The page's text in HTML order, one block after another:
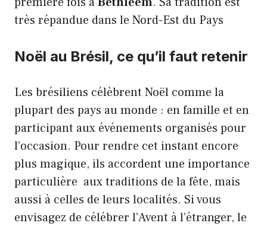
très répandue dans le Nord-Est du Pays
Noël au Brésil, ce qu’il faut retenir
Les brésiliens célèbrent Noël comme la
plupart des pays au monde : en famille et en
participant aux événements organisés pour
l’occasion. Pour rendre cet instant encore
plus magique, ils accordent une importance
particulière aux traditions de la fête, mais
aussi à celles de leurs localités. Si vous
envisagez de célébrer l’Avent à l’étranger, le